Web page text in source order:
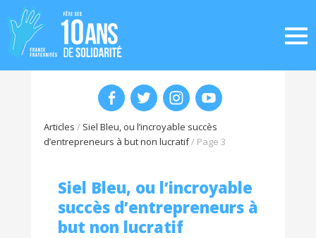
Articles / Siel Bleu, ou l’incroyable succès
d’entrepreneurs à but non lucratif/ Page 3
Siel Bleu, ou l’incroyable
succès d’entrepreneurs à
but non lucratif